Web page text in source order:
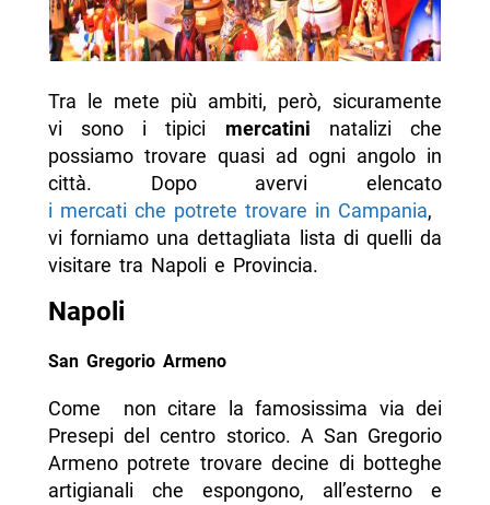
Tra le mete più ambiti, però, sicuramente
vi sono i tipici mercatini natalizi che
possiamo trovare quasi ad ogni angolo in
città. Dopo avervi elencato
i mercati che potrete trovare in Campania,
vi forniamo una dettagliata lista di quelli da
visitare tra Napoli e Provincia.
Napoli
San Gregorio Armeno
Come non citare la famosissima via dei
Presepi del centro storico. A San Gregorio
Armeno potrete trovare decine di botteghe
artigianali che espongono, all’esterno e